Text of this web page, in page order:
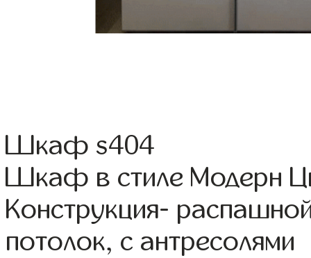
Шкаф s404
Шкаф в стиле Модерн
Конструкция-
потолок, с антресолями